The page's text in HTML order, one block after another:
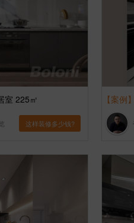
室 225㎡
这样装修多少钱?
【案例